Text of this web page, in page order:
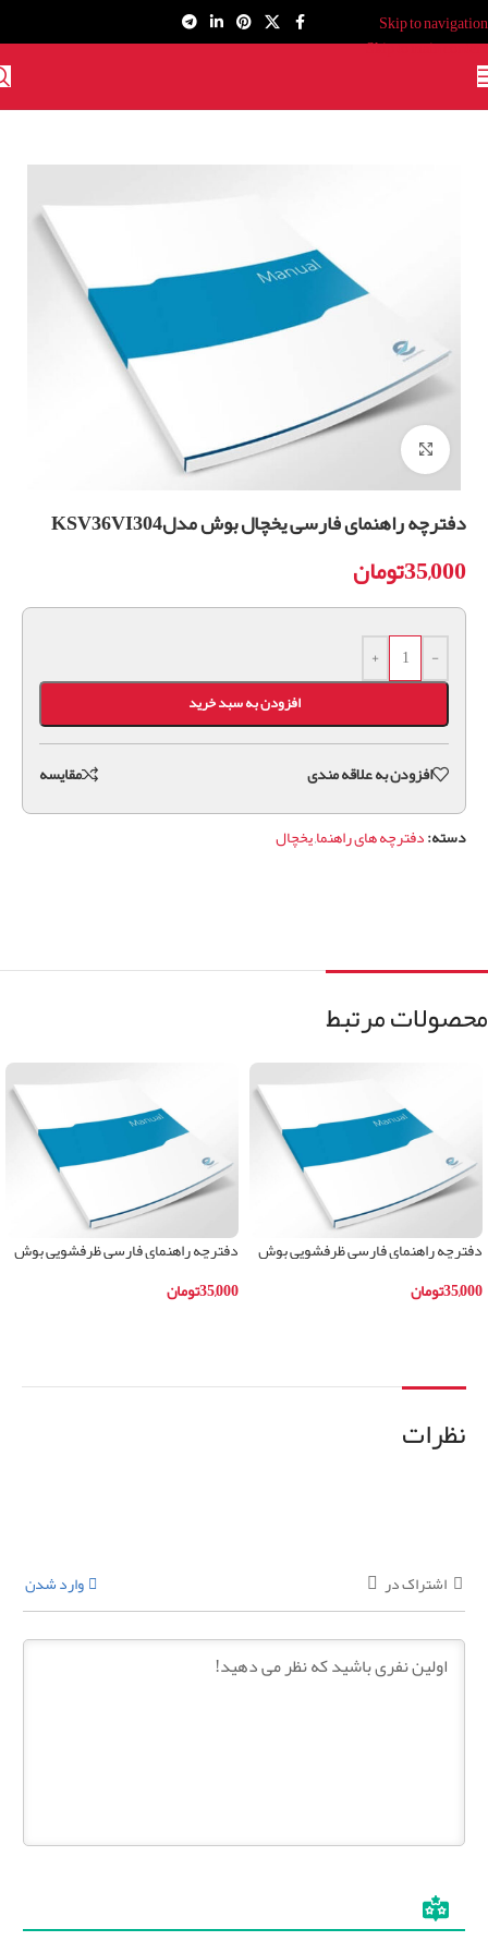
Skip to navigation
Skip to main content
برای بزرگنمایی کلیک کنید
دفترچه راهنمای فارسی یخچال بوش مدلKSV36VI304
35,000تومان
-
+
افزودن به سبد خرید
افزودن به علاقه مندی مقايسه
دسته:دفترچه های راهنما,یخچال
محصولات مرتبط
دفترچه راهنمای فارسی ظرفشویی بوش
35,000تومان
دفترچه راهنمای فارسی ظرفشویی بوش
35,000تومان
نظرات
اشتراک در وارد شدن